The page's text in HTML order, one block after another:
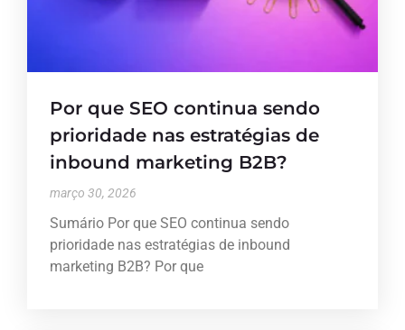
Por que SEO continua sendo
prioridade nas estratégias de
inbound marketing B2B?
março 30, 2026
Sumário Por que SEO continua sendo
prioridade nas estratégias de inbound
marketing B2B? Por que